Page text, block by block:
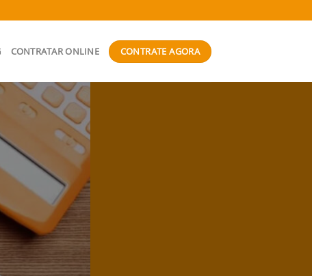
CONTRATAR ONLINE CONTRATE AGORA